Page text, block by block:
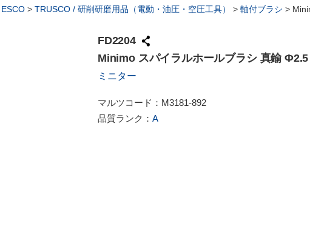
> TRUSCO / 研削研磨用品（電動・油圧・空圧工具） > 軸付ブラシ >
FD2204
Minimo スパイラルホールブラシ 真鍮 Φ2.5
ミニター
マルツコード： M3181-892
品質ランク： A